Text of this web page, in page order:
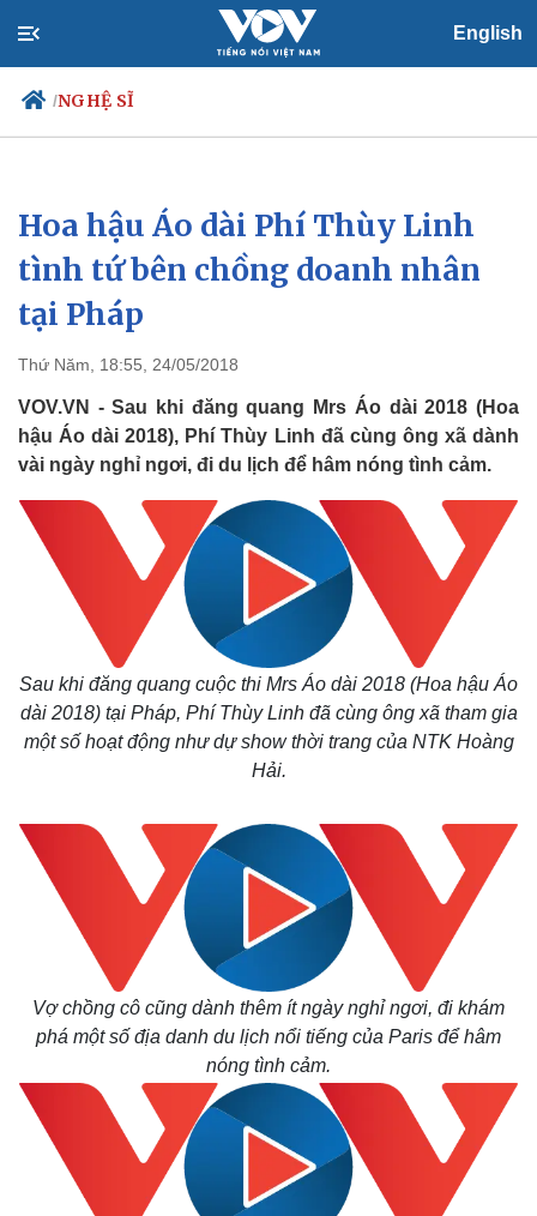
English
/NGHỆ SĨ
Chính trị
Đảng
Tổ chức nhân sự
Quốc hội
Nhận diện sự thật
Xã hội
Tin 24h
Dự báo thời tiết
Hoa hậu Áo dài Phí Thùy Linh
tình tứ bên chồng doanh nhân
tại Pháp
Thứ Năm, 18:55, 24/05/2018
VOV.VN - Sau khi đăng quang Mrs Áo dài 2018 (Hoa
hậu Áo dài 2018), Phí Thùy Linh đã cùng ông xã dành
vài ngày nghỉ ngơi, đi du lịch để hâm nóng tình cảm.
Sau khi đăng quang cuộc thi Mrs Áo dài 2018 (Hoa hậu Áo
dài 2018) tại Pháp, Phí Thùy Linh đã cùng ông xã tham gia
một số hoạt động như dự show thời trang của NTK Hoàng
Hải.
Vợ chồng cô cũng dành thêm ít ngày nghỉ ngơi, đi khám
phá một số địa danh du lịch nổi tiếng của Paris để hâm
nóng tình cảm.